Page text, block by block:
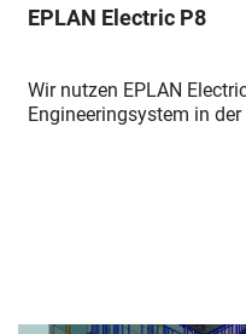
EPLAN Electric P8
Wir nutzen EPLAN
Engineeringsystem in